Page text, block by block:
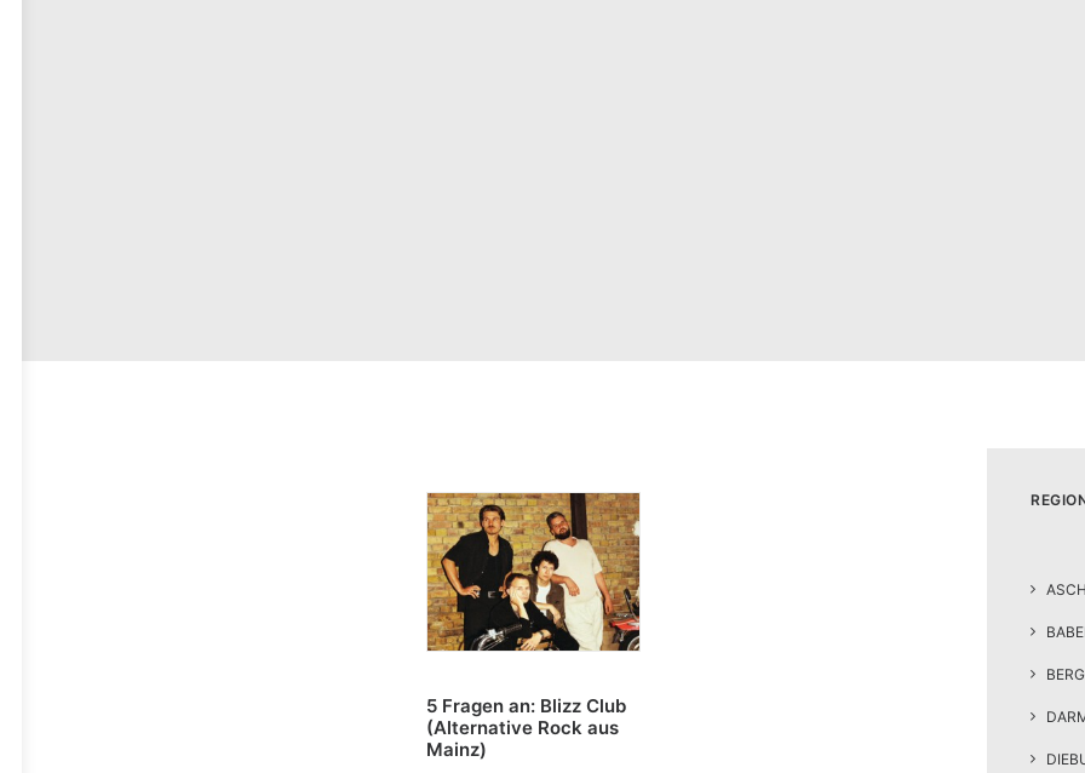
5 Fragen an: Blizz Club
(Alternative Rock aus
Mainz)